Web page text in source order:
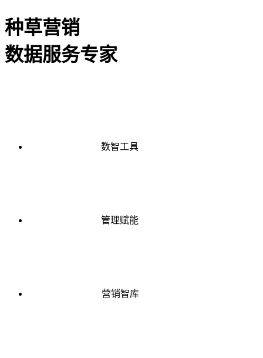
种草营销
数据服务专家
数智工具
管理赋能
营销智库